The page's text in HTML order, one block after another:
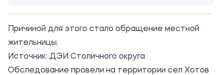
Причиной для этого стало обращение местной
жительницы.
Источник: ДЭИ Столичного округа.
Обследование провели на территории сел Хотов